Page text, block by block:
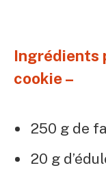
Ingrédients
cookie –
250 g de
20 g